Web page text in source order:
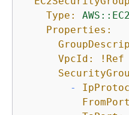
Type:
Properties:
VpcId:
!Ref
-